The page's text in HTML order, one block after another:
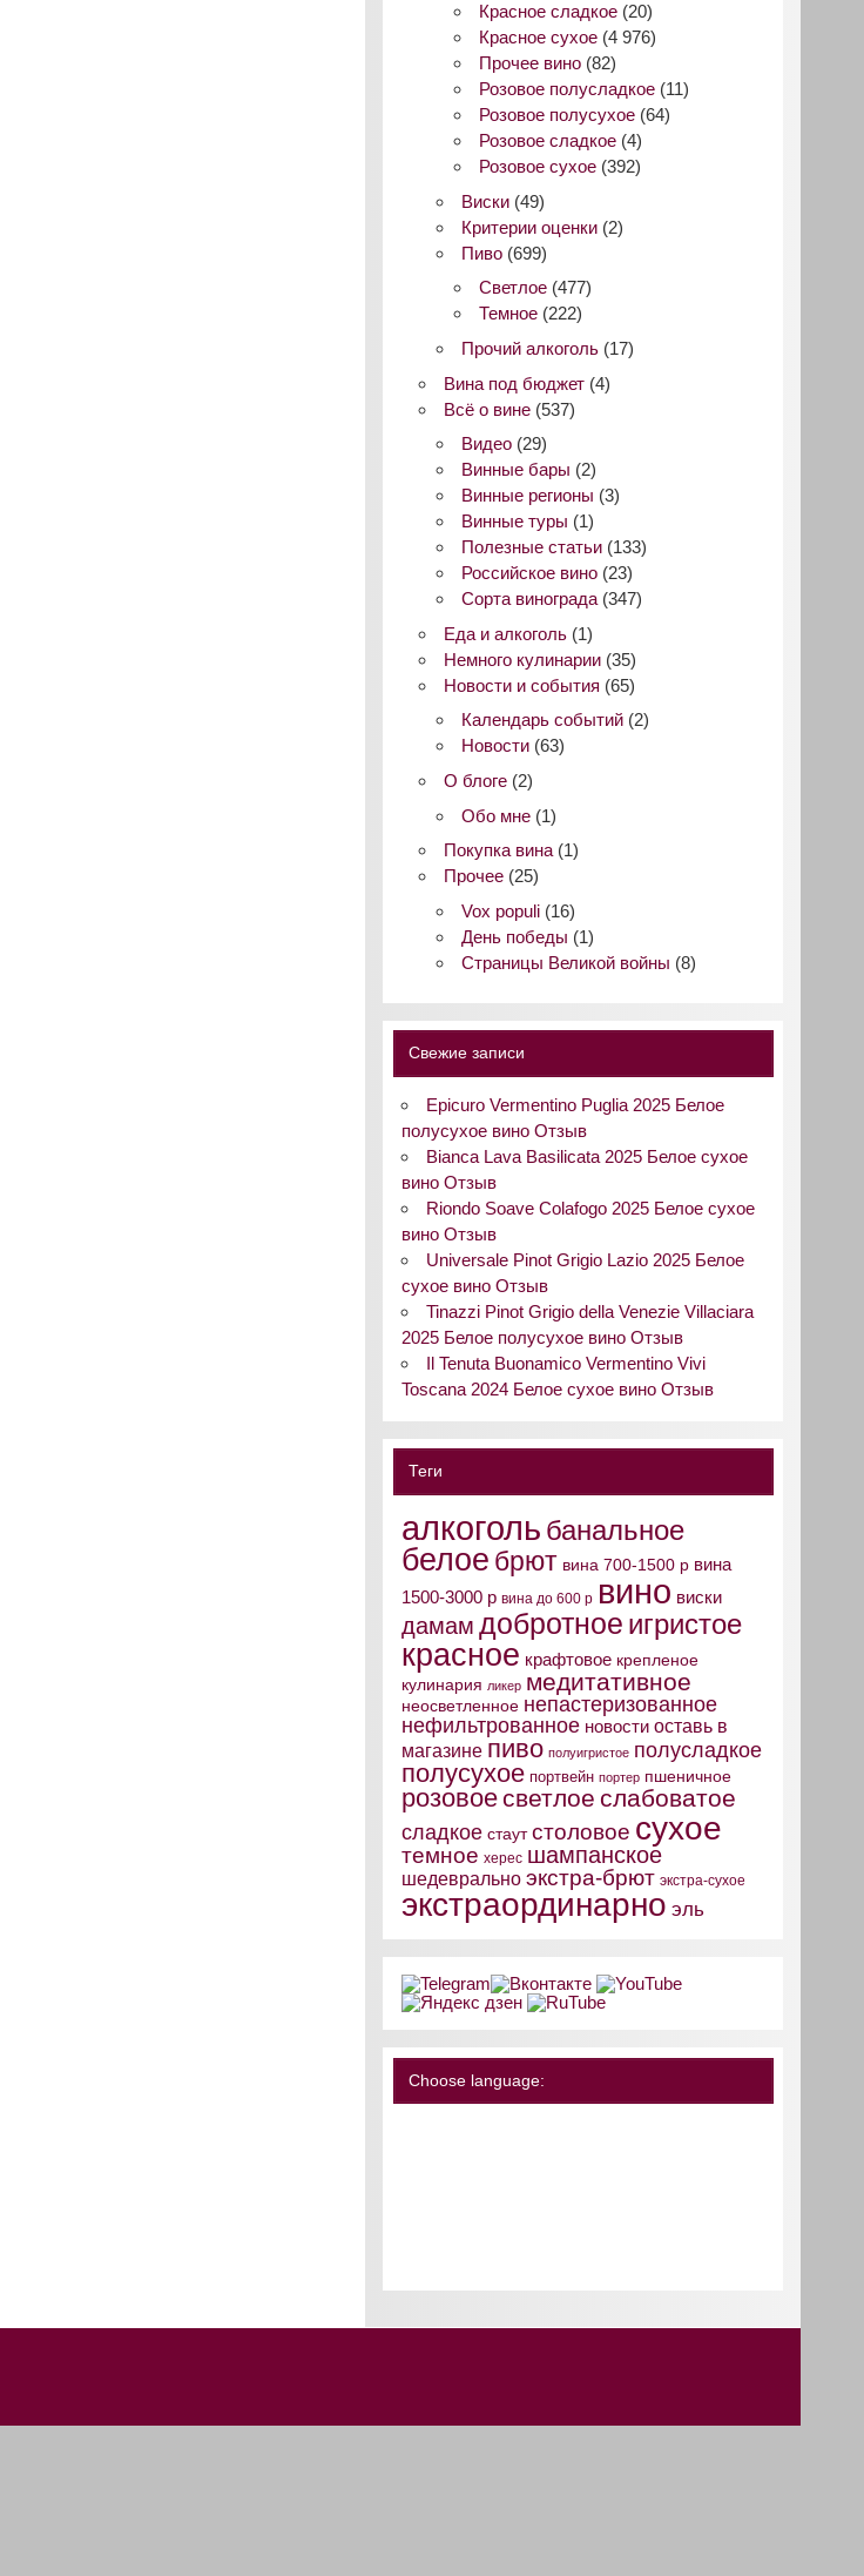
Красное сладкое (20)
Красное сухое (4 976)
Прочее вино (82)
Розовое полусладкое (11)
Розовое полусухое (64)
Розовое сладкое (4)
Розовое сухое (392)
Виски (49)
Критерии оценки (2)
Пиво (699)
Светлое (477)
Темное (222)
Прочий алкоголь (17)
Вина под бюджет (4)
Всё о вине (537)
Видео (29)
Винные бары (2)
Винные регионы (3)
Винные туры (1)
Полезные статьи (133)
Российское вино (23)
Сорта винограда (347)
Еда и алкоголь (1)
Немного кулинарии (35)
Новости и события (65)
Календарь событий (2)
Новости (63)
О блоге (2)
Обо мне (1)
Покупка вина (1)
Прочее (25)
Vox populi (16)
День победы (1)
Страницы Великой войны (8)
Свежие записи
Epicuro Vermentino Puglia 2025 Белое
полусухое вино Отзыв
Bianca Lava Basilicata 2025 Белое сухое
вино Отзыв
Riondo Soave Colafogo 2025 Белое сухое
вино Отзыв
Universale Pinot Grigio Lazio 2025 Белое
сухое вино Отзыв
Tinazzi Pinot Grigio della Venezie Villaciara
2025 Белое полусухое вино Отзыв
Il Tenuta Buonamico Vermentino Vivi
Toscana 2024 Белое сухое вино Отзыв
Теги
алкоголь банальное
белое брют вина 700-1500 р вина
1500-3000 р вина до 600 р вино виски
дамам добротное игристое
красное крафтовое крепленое
кулинария ликер медитативное
неосветленное непастеризованное
нефильтрованное новости оставь в
магазине пиво полуигристое полусладкое
полусухое портвейн портер пшеничное
розовоесветлое слабоватое
сладкое стаут столовое сухое
темное херес шампанское
шедеврально экстра-брют экстра-сухое
экстраординарно эль
Choose language: